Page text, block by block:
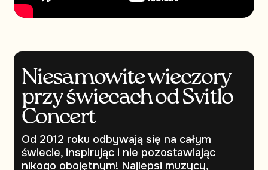
Niesamowite wieczory
przy świecach od Svitlo
Concert
Od 2012 roku odbywają się na całym
świecie, inspirując i nie pozostawiając
nikogo obojętnym! Najlepsi muzycy,